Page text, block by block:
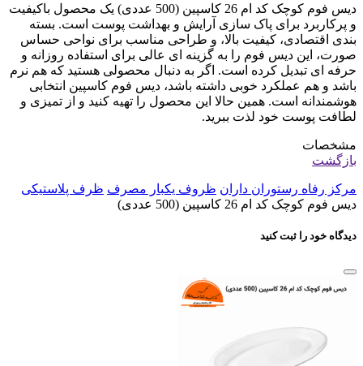
دیس فوم کوچک کد ام 26 کاسپین (500 عددی) یک محصول باکیفیت
و پرکاربرد برای پاک سازی آرایش و بهداشت پوست است. بسته
بندی اقتصادی، کیفیت بالا، و طراحی مناسب برای نواحی حساس
صورت، این دیس فوم را به گزینه ای عالی برای استفاده روزانه و
حرفه ای تبدیل کرده است. اگر به دنبال محصولی هستید که هم نرم
باشد و هم عملکرد خوبی داشته باشد، دیس فوم کاسپین انتخابی
هوشمندانه است. همین حالا این محصول را تهیه کنید و از تمیزی و
لطافت پوست خود لذت ببرید.
مشخصات
بازگشت
مرکز رفاه رستوران داران ظروف یکبار مصرف ظرف پلاستیکی
دیس فوم کوچک کد ام 26 کاسپین (500 عددی)
دیدگاه خود را ثبت کنید